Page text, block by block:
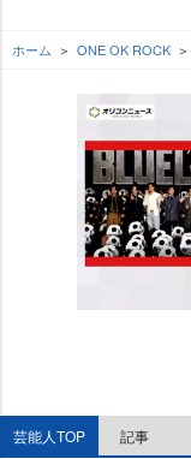
ホーム ONE OK ROCK
芸能人TOP 記事